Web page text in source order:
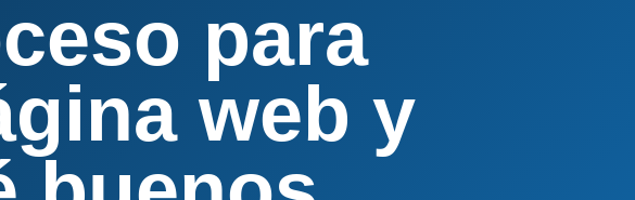
para
web y